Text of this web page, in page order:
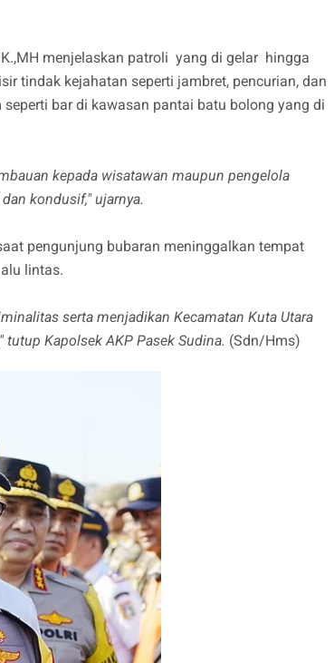
menjelaskan patroli yang di gelar hingga
tindak kejahatan seperti jambret, pencurian, dan
bar di kawasan pantai batu bolong yang di
kepada wisatawan maupun pengelola
kondusif," ujarnya.
pengunjung bubaran meninggalkan tempat
lintas.
serta menjadikan Kecamatan Kuta Utara
Kapolsek AKP Pasek Sudina. (Sdn/Hms)